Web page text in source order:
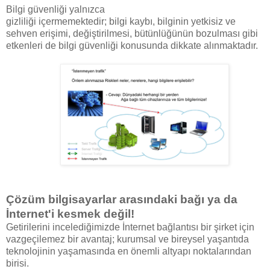
Bilgi güvenliği yalnızca
gizliliği içermemektedir; bilgi kaybı, bilginin yetkisiz ve
sehven erişimi, değiştirilmesi, bütünlüğünün bozulması gibi
etkenleri de bilgi güvenliği konusunda dikkate alınmaktadır.
Çözüm bilgisayarlar arasındaki bağı ya da
İnternet'i kesmek değil!
Getirilerini incelediğimizde İnternet bağlantısı bir şirket için
vazgeçilemez bir avantaj; kurumsal ve bireysel yaşantıda
teknolojinin yaşamasında en önemli altyapı noktalarından
birisi.